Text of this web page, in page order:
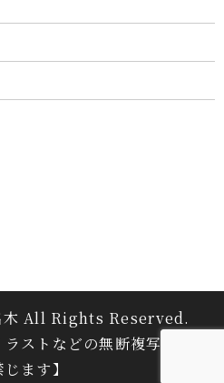
All Rights Reserved.
ストなどの無断複写・転載
ます】